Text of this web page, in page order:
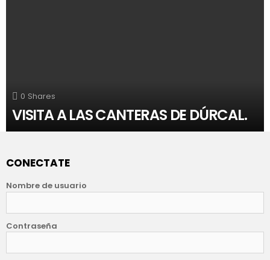
0 Shares
VISITA A LAS CANTERAS DE DÚRCAL.
CONECTATE
Nombre de usuario
Contraseña